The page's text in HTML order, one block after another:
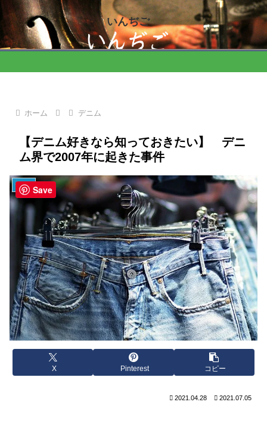
いんぢご
ホーム デニム
【デニム好きなら知っておきたい】 デニ
ム界で2007年に起きた事件
デニム
X Pinterest コピー
2021.04.28 2021.07.05
Save